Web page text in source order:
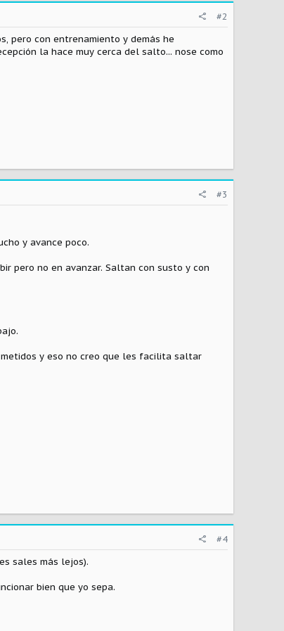
#2
pero con entrenamiento y demás he
la hace muy cerca del salto... nose como
#3
y avance poco.
pero no en avanzar. Saltan con susto y con
y eso no creo que les facilita saltar
#4
sales más lejos).
bien que yo sepa.